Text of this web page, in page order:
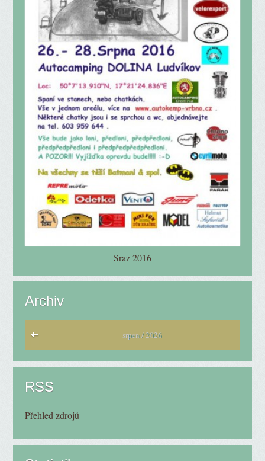
Sraz 2016
Archiv
srpen / 2026
RSS
Přehled zdrojů